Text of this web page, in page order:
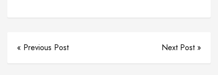
« Previous Post Next Post »